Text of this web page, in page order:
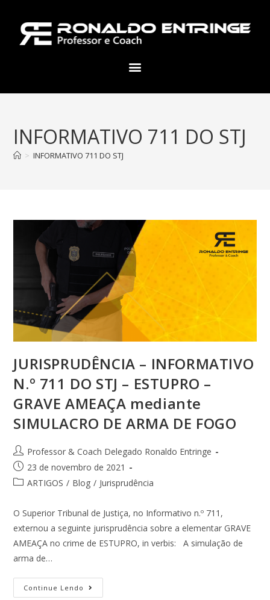
INFORMATIVO 711 DO STJ
> INFORMATIVO 711 DO STJ
JURISPRUDÊNCIA – INFORMATIVO
N.º 711 DO STJ – ESTUPRO –
GRAVE AMEAÇA mediante
SIMULACRO DE ARMA DE FOGO
Professor & Coach Delegado Ronaldo Entringe
23 de novembro de 2021
ARTIGOS / Blog / Jurisprudência
O Superior Tribunal de Justiça, no Informativo n.º 711,
externou a seguinte jurisprudência sobre a elementar GRAVE
AMEAÇA no crime de ESTUPRO, in verbis: A simulação de
arma de…
Continue Lendo